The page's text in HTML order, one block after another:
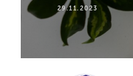
29.11.2023